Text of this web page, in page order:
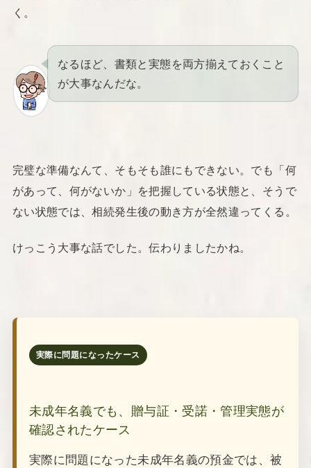
く。
なるほど、書類と実態を両方揃えておくこと
が大事なんだな。
完璧な準備なんて、そもそも誰にもできない。でも「何
があって、何がないか」を把握している状態と、そうで
ない状態では、相続発生後の動き方が全然違ってくる。
けっこう大事な話でした。伝わりましたかね。
実際に問題になったケース
未成年名義でも、贈与証・受諾・管理実態が
確認されたケース
実際に問題になった未成年名義の預金では、被